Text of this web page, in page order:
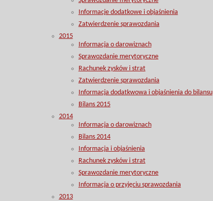
Informacje dodatkowe i objaśnienia
Zatwierdzenie sprawozdania
2015
Informacja o darowiznach
Sprawozdanie merytoryczne
Rachunek zysków i strat
Zatwierdzenie sprawozdania
Informacja dodatkwowa i objaśnienia do bilansu
Bilans 2015
2014
Informacja o darowiznach
Bilans 2014
Informacja i objaśnienia
Rachunek zysków i strat
Sprawozdanie merytoryczne
Informacja o przyjęciu sprawozdania
2013